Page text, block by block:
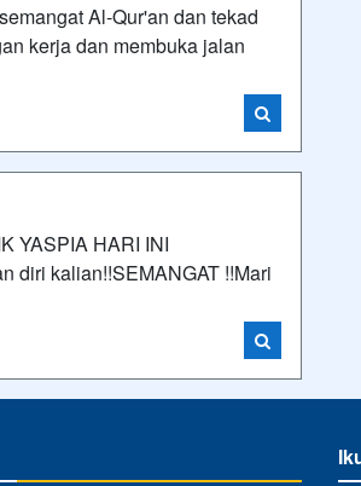
Al-Qur'an dan tekad
kerja dan membuka jalan
YASPIA HARI INI
diri kalian!!SEMANGAT !!Mari